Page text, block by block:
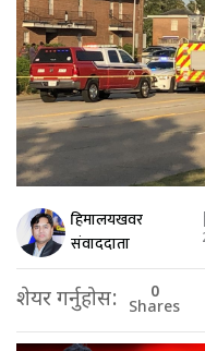
हिमालयखवर
संवाददाता
शेयर गर्नुहोस: 0
Shares